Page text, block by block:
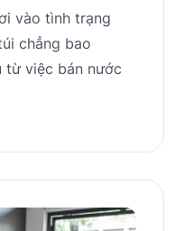
vào tình trạng
chẳng bao
từ việc bán nước